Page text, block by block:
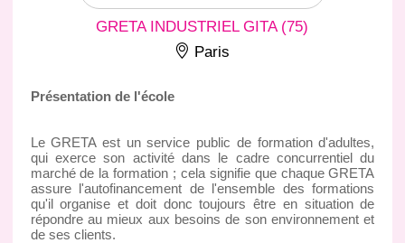
GRETA INDUSTRIEL GITA (75)
Paris
Présentation de l'école
Le GRETA est un service public de formation d'adultes,
qui exerce son activité dans le cadre concurrentiel du
marché de la formation ; cela signifie que chaque GRETA
assure l'autofinancement de l'ensemble des formations
qu'il organise et doit donc toujours être en situation de
répondre au mieux aux besoins de son environnement et
de ses clients.